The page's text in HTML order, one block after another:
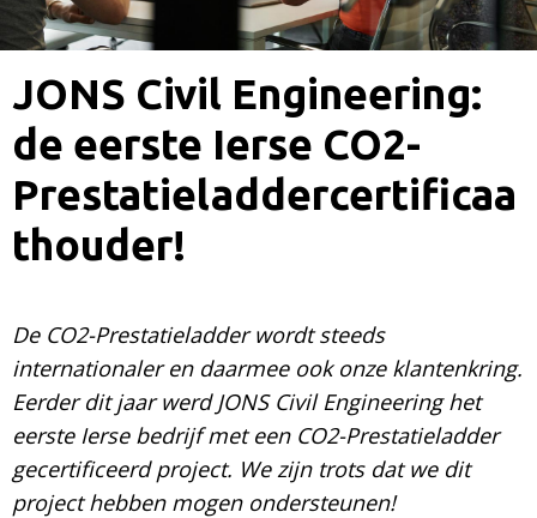
JONS Civil Engineering:
de eerste Ierse CO2-
Prestatieladdercertificaa
thouder!
De CO2-Prestatieladder wordt steeds
internationaler en daarmee ook onze klantenkring.
Eerder dit jaar werd JONS Civil Engineering het
eerste Ierse bedrijf met een CO2-Prestatieladder
gecertificeerd project. We zijn trots dat we dit
project hebben mogen ondersteunen!